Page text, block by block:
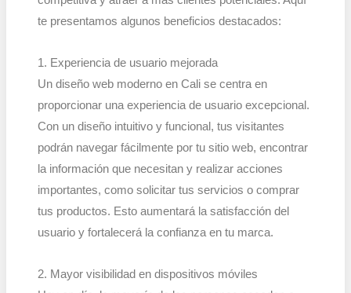
te presentamos algunos beneficios destacados:
1. Experiencia de usuario mejorada
Un diseño web moderno en Cali se centra en
proporcionar una experiencia de usuario excepcional.
Con un diseño intuitivo y funcional, tus visitantes
podrán navegar fácilmente por tu sitio web, encontrar
la información que necesitan y realizar acciones
importantes, como solicitar tus servicios o comprar
tus productos. Esto aumentará la satisfacción del
usuario y fortalecerá la confianza en tu marca.
2. Mayor visibilidad en dispositivos móviles